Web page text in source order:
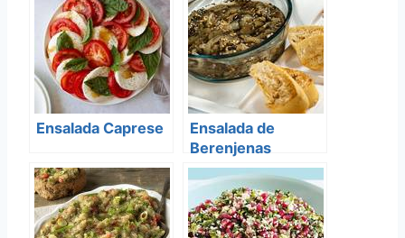
Ensalada Caprese
Ensalada de
Berenjenas